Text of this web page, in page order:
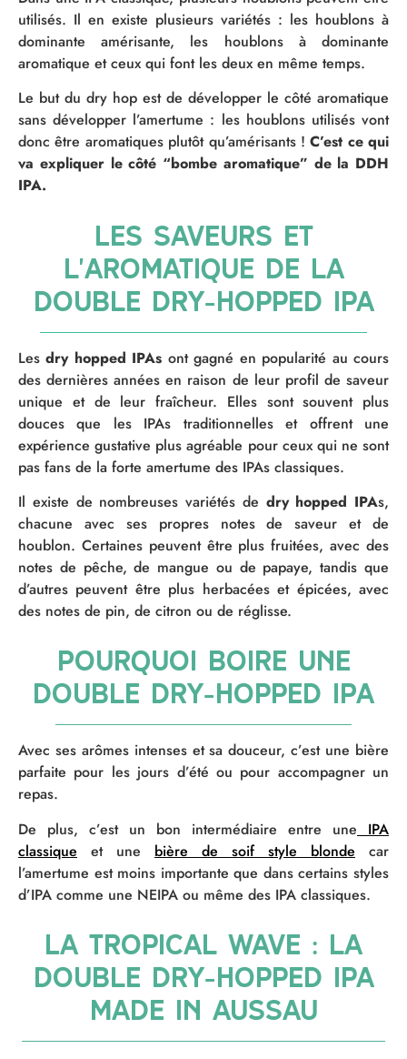
utilisés. Il en existe plusieurs variétés : les houblons à
dominante amérisante, les houblons à dominante
aromatique et ceux qui font les deux en même temps.
Le but du dry hop est de développer le côté aromatique
sans développer l’amertume : les houblons utilisés vont
donc être aromatiques plutôt qu’amérisants !C’est ce qui
va expliquer le côté “bombe aromatique” de la DDH
IPA.
Les saveurs et
l'aromatique de la
double dry-hopped ipa
Lesdry hopped IPAs ont gagné en popularité au cours
des dernières années en raison de leur profil de saveur
unique et de leur fraîcheur. Elles sont souvent plus
douces que les IPAs traditionnelles et offrent une
expérience gustative plus agréable pour ceux qui ne sont
pas fans de la forte amertume des IPAs classiques.
Il existe de nombreuses variétés de dry hopped IPAs,
chacune avec ses propres notes de saveur et de
houblon. Certaines peuvent être plus fruitées, avec des
notes de pêche, de mangue ou de papaye, tandis que
d’autres peuvent être plus herbacées et épicées, avec
des notes de pin, de citron ou de réglisse.
Pourquoi boire une
double dry-hopped IPA
Avec ses arômes intenses et sa douceur, c’est une bière
parfaite pour les jours d’été ou pour accompagner un
repas.
De plus, c’est un bon intermédiaire entre une IPA
classique et une bière de soif style blonde car
l’amertume est moins importante que dans certains styles
d’IPA comme une NEIPA ou même des IPA classiques.
La tropical wave : la
double dry-hopped ipa
made in aussau